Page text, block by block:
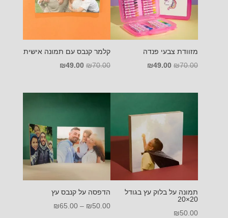
מזוודת צבעי פנדה
₪70.00
המחיר
היה:
₪49.00
הוא:
קלמר קנבס עם תמונה אישית
₪70.00
המחיר
היה:
₪49.00
הוא:
תמונה על בלוק עץ בגודל
20×20
₪50.00
הדפסה על קנבס עץ
₪50.00
–
₪65.00